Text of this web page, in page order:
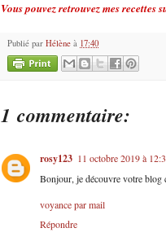
Vous pouvez retrouvez mes recettes
Publié par Hélène à 17:40
1 commentaire:
rosy123 11 octobre 2019 à
Bonjour, je découvre votre blog
voyance par mail
Répondre